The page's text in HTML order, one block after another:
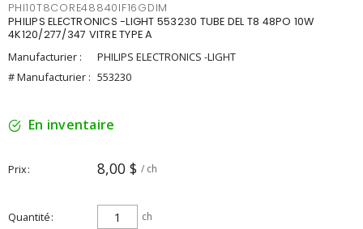
PHI10T8CORE48840IF16GDIM
PHILIPS ELECTRONICS -LIGHT 553230 TUBE DEL T8 48PO 10W
4K120/277/347 VITRE TYPE A
Manufacturier :
PHILIPS ELECTRONICS -LIGHT
# Manufacturier : 553230
En inventaire
Prix 8,00 $ / ch
Quantité ch